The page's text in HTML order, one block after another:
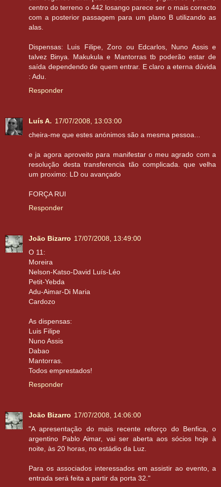
centro do terreno o 442 losango parece ser o mais correcto
com a posterior passagem para um plano B utilizando as
alas.
Dispensas: Luis Filipe, Zoro ou Edcarlos, Nuno Assis e
talvez Binya. Makukula e Mantorras tb poderão estar de
saída dependendo de quem entrar. E claro a eterna dúvida
: Adu.
Responder
Luís A. 17/07/2008, 13:03:00
cheira-me que estes anónimos são a mesma pessoa...
e ja agora aproveito para manifestar o meu agrado com a
resolução desta transferencia tão complicada. que velha
um proximo: LD ou avançado
FORÇA RUI
Responder
João Bizarro 17/07/2008, 13:49:00
O 11:
Moreira
Nelson-Katso-David Luís-Léo
Petit-Yebda
Adu-Aimar-Di Maria
Cardozo
As dispensas:
Luis Filipe
Nuno Assis
Dabao
Mantorras.
Todos emprestados!
Responder
João Bizarro 17/07/2008, 14:06:00
"A apresentação do mais recente reforço do Benfica, o
argentino Pablo Aimar, vai ser aberta aos sócios hoje à
noite, às 20 horas, no estádio da Luz.
Para os associados interessados em assistir ao evento, a
entrada será feita a partir da porta 32."